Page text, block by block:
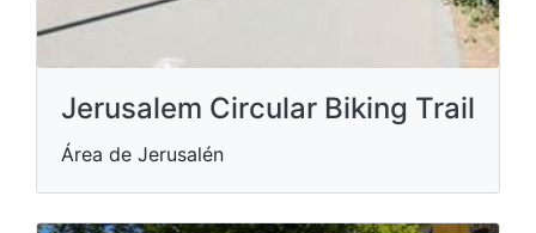
Jerusalem Circular Biking Trail
Área de Jerusalén